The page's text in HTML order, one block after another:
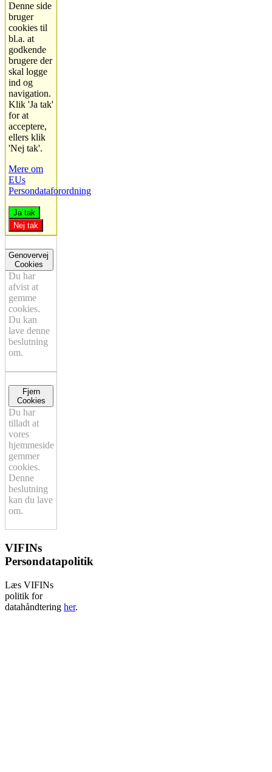
Denne side
bruger
cookies til
bl.a. at
godkende
brugere der
skal logge
ind og
navigation.
Klik 'Ja tak'
for at
acceptere,
ellers klik
'Nej tak'.
Mere om
EUs
Persondataforordning
Ja tak
Nej tak
Genovervej
Cookies
Du har
afvist at
gemme
cookies.
Du kan
lave denne
beslutning
om.
Fjern
Cookies
Du har
tilladt at
vores
hjemmeside
gemmer
cookies.
Denne
beslutning
kan du lave
om.
VIFINs
Persondatapolitik
Læs VIFINs
politik for
datahåndtering her.